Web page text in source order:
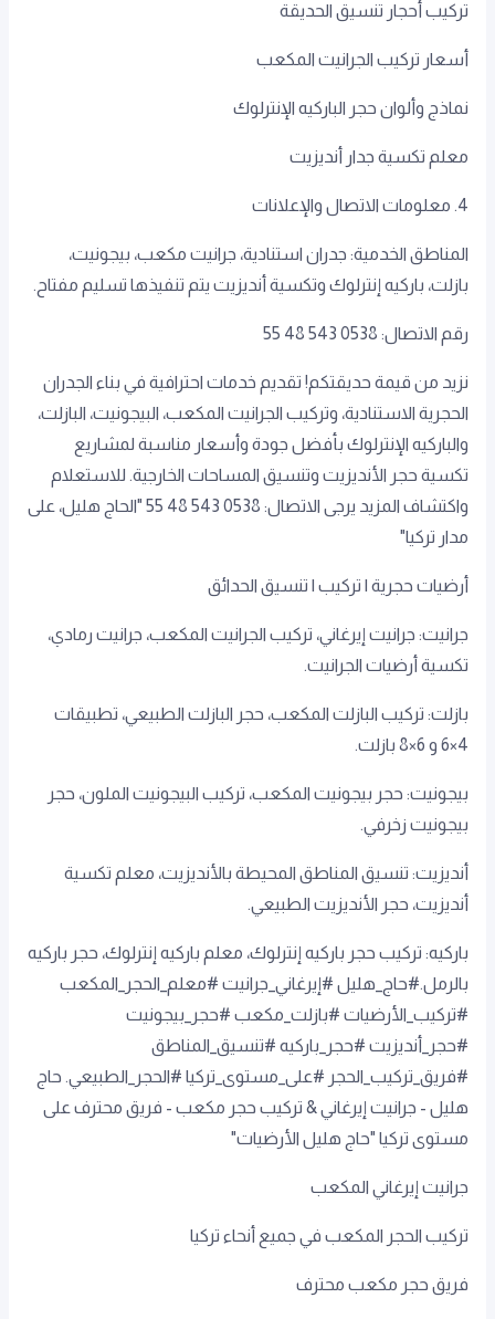
تركيب أحجار تنسيق الحديقة
أسعار تركيب الجرانيت المكعب
نماذج وألوان حجر الباركيه الإنترلوك
معلم تكسية جدار أنديزيت
4. معلومات الاتصال والإعلانات
المناطق الخدمية: جدران استنادية، جرانيت مكعب، بيجونيت،
بازلت، باركيه إنترلوك وتكسية أنديزيت يتم تنفيذها تسليم مفتاح.
رقم الاتصال: 0538 543 48 55
نزيد من قيمة حديقتكم! تقديم خدمات احترافية في بناء الجدران
الحجرية الاستنادية، وتركيب الجرانيت المكعب، البيجونيت، البازلت،
والباركيه الإنترلوك بأفضل جودة وأسعار مناسبة لمشاريع
تكسية حجر الأنديزيت وتنسيق المساحات الخارجية. للاستعلام
واكتشاف المزيد يرجى الاتصال: 0538 543 48 55 "الحاج هليل، على
مدار تركيا"
أرضيات حجرية | تركيب | تنسيق الحدائق
جرانيت: جرانيت إيرغاني، تركيب الجرانيت المكعب، جرانيت رمادي،
تكسية أرضيات الجرانيت.
بازلت: تركيب البازلت المكعب، حجر البازلت الطبيعي، تطبيقات
4×6 و 6×8 بازلت.
بيجونيت: حجر بيجونيت المكعب، تركيب البيجونيت الملون، حجر
بيجونيت زخرفي.
أنديزيت: تنسيق المناطق المحيطة بالأنديزيت، معلم تكسية
أنديزيت، حجر الأنديزيت الطبيعي.
باركيه: تركيب حجر باركيه إنترلوك، معلم باركيه إنترلوك، حجر باركيه
بالرمل.#حاج_هليل #إيرغاني_جرانيت #معلم_الحجر_المكعب
#تركيب_الأرضيات #بازلت_مكعب #حجر_بيجونيت
#حجر_أنديزيت #حجر_باركيه #تنسيق_المناطق
#فريق_تركيب_الحجر #على_مستوى_تركيا #الحجر_الطبيعي. حاج
هليل - جرانيت إيرغاني & تركيب حجر مكعب - فريق محترف على
مستوى تركيا "حاج هليل الأرضيات"
جرانيت إيرغاني المكعب
تركيب الحجر المكعب في جميع أنحاء تركيا
فريق حجر مكعب محترف